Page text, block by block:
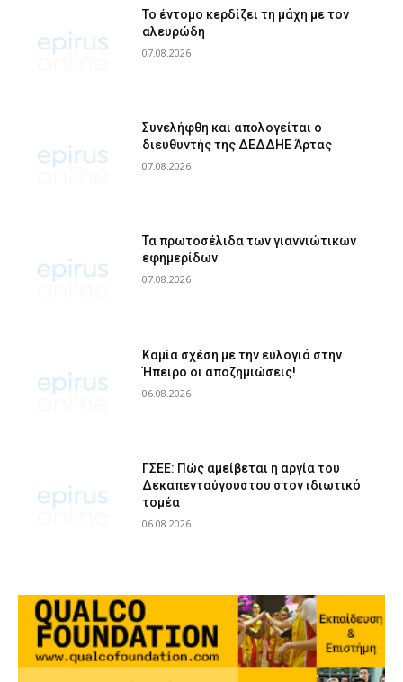
Το έντομο κερδίζει τη μάχη με τον
αλευρώδη
07.08.2026
Συνελήφθη και απολογείται ο
διευθυντής της ΔΕΔΔΗΕ Άρτας
07.08.2026
Τα πρωτοσέλιδα των γιαννιώτικων
εφημερίδων
07.08.2026
Καμία σχέση με την ευλογιά στην
Ήπειρο οι αποζημιώσεις!
06.08.2026
ΓΣΕΕ: Πώς αμείβεται η αργία του
Δεκαπενταύγουστου στον ιδιωτικό
τομέα
06.08.2026